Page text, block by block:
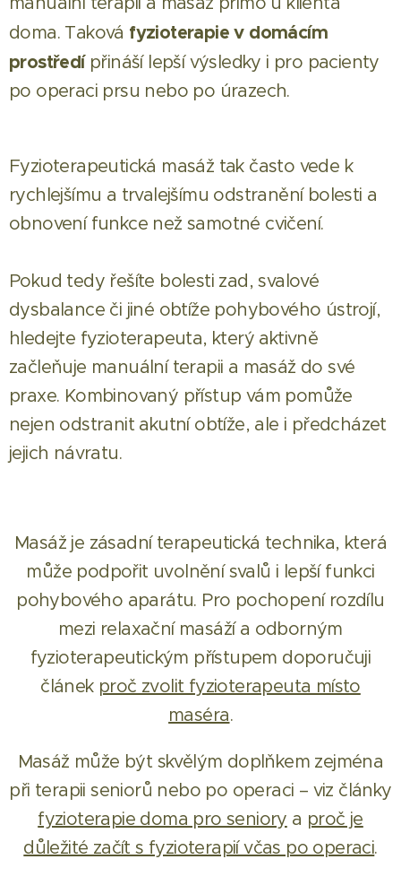
doma. Taková fyzioterapie v domácím
prostředípřináší lepší výsledky i pro pacienty
po operaci prsu nebo po úrazech.
Fyzioterapeutická masáž tak často vede k
rychlejšímu a trvalejšímu odstranění bolesti a
obnovení funkce než samotné cvičení.
Pokud tedy řešíte bolesti zad, svalové
dysbalance či jiné obtíže pohybového ústrojí,
hledejte fyzioterapeuta, který aktivně
začleňuje manuální terapii a masáž do své
praxe. Kombinovaný přístup vám pomůže
nejen odstranit akutní obtíže, ale i předcházet
jejich návratu.
Masáž je zásadní terapeutická technika, která
může podpořit uvolnění svalů i lepší funkci
pohybového aparátu. Pro pochopení rozdílu
mezi relaxační masáží a odborným
fyzioterapeutickým přístupem doporučuji
článek proč zvolit fyzioterapeuta místo
maséra.
Masáž může být skvělým doplňkem zejména
při terapii seniorů nebo po operaci – viz články
fyzioterapie doma pro seniory a proč je
důležité začít s fyzioterapií včas po operaci.